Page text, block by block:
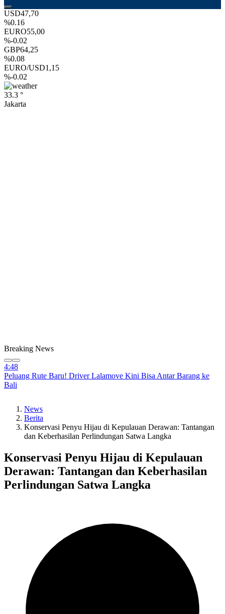
USD47,70
%0.16
EURO55,00
%-0.02
GBP64,25
%0.08
EURO/USD1,15
%-0.02
33.3 °
Jakarta
Breaking News
4:48
Peluang Rute Baru! Driver Lalamove Kini Bisa Antar Barang ke
Bali
Besar
0:50
Hoki putra-putri Indonesia segrup dengan Jepang pada Asian
Games 2026
Berikut roster Dewa United Esports untuk MPL ID musim ke-18
0:50
Rowing Indonesia minta berangkat lebih awal ke Asian Games
News
Berita
Konservasi Penyu Hijau di Kepulauan Derawan: Tantangan
dan Keberhasilan Perlindungan Satwa Langka
Konservasi Penyu Hijau di Kepulauan
Derawan: Tantangan dan Keberhasilan
Perlindungan Satwa Langka